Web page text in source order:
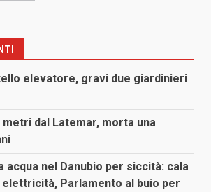
elevatore, gravi due giardinieri
dal Latemar, morta una
acqua nel Danubio per siccità: cala
elettricità, Parlamento al buio per